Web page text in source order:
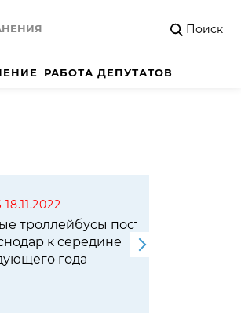
Поиск
РАБОТА ДЕПУТАТОВ
18.11.2022
троллейбусы поставят в
к середине
года